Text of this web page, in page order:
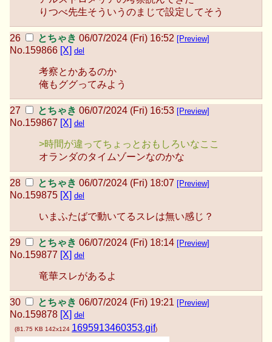
りつべ先生そういうのまじで設定してそう
とちゃき 06/07/2024 (Fri) 16:52 [Preview]
No.159866 [X] del
考察とかあるのか
俺もググってみよう
とちゃき 06/07/2024 (Fri) 16:53 [Preview]
No.159867 [X] del
>時間が違ってちょっとおもしろいなここ
オランダのタイムゾーンなのかな
とちゃき 06/07/2024 (Fri) 18:07 [Preview]
No.159875 [X] del
いまふたばで動いてるスレは無い感じ？
とちゃき 06/07/2024 (Fri) 18:14 [Preview]
No.159877 [X] del
竜華スレがあるよ
とちゃき 06/07/2024 (Fri) 19:21 [Preview]
No.159878 [X] del
(81.75 KB 142x124 1695913460353.gif)